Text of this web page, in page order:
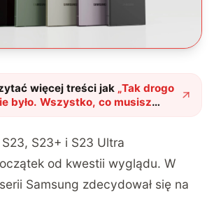
więcej treści jak „Tak drogo
było. Wszystko, co musisz
Galaxy S23 tuż przed
S23+ i S23 Ultra
od kwestii wyglądu. W
Samsung zdecydował się na